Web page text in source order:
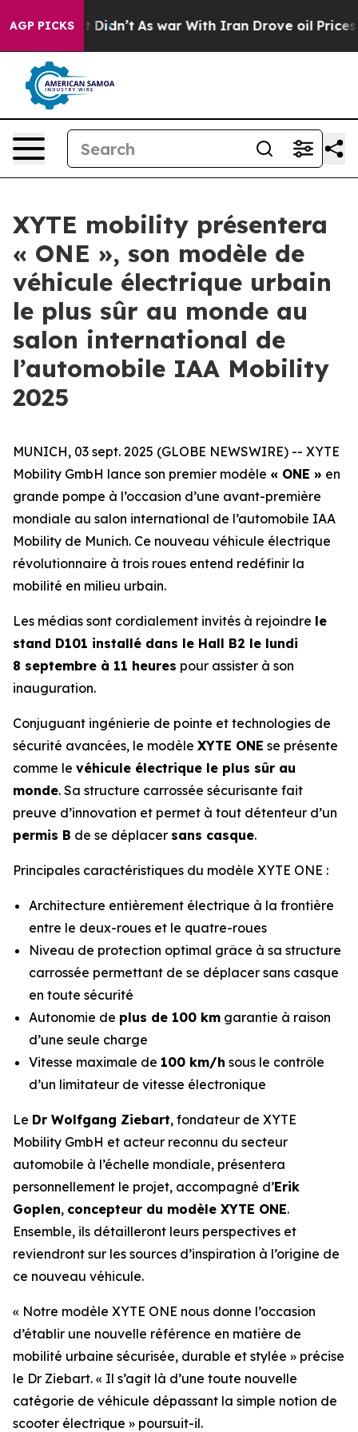
AGP PICKS
Well, it Didn’t As war With Iran Drove oil Prices
XYTE mobility présentera
« ONE », son modèle de
véhicule électrique urbain
le plus sûr au monde au
salon international de
l’automobile IAA Mobility
2025
MUNICH, 03 sept. 2025 (GLOBE NEWSWIRE) -- XYTE
Mobility GmbH lance son premier modèle « ONE » en
grande pompe à l’occasion d’une avant-première
mondiale au salon international de l’automobile IAA
Mobility de Munich. Ce nouveau véhicule électrique
révolutionnaire à trois roues entend redéfinir la
mobilité en milieu urbain.
Les médias sont cordialement invités à rejoindre le
stand D101 installé dans le Hall B2 le lundi
8 septembre à 11 heures pour assister à son
inauguration.
Conjuguant ingénierie de pointe et technologies de
sécurité avancées, le modèle XYTE ONE se présente
comme le véhicule électrique le plus sûr au
monde. Sa structure carrossée sécurisante fait
preuve d’innovation et permet à tout détenteur d’un
permis B de se déplacer sans casque.
Principales caractéristiques du modèle XYTE ONE :
Architecture entièrement électrique à la frontière
entre le deux-roues et le quatre-roues
Niveau de protection optimal grâce à sa structure
carrossée permettant de se déplacer sans casque
en toute sécurité
Autonomie de plus de 100 km garantie à raison
d’une seule charge
Vitesse maximale de 100 km/h sous le contrôle
d’un limitateur de vitesse électronique
Le Dr Wolfgang Ziebart, fondateur de XYTE
Mobility GmbH et acteur reconnu du secteur
automobile à l’échelle mondiale, présentera
personnellement le projet, accompagné d’Erik
Goplen, concepteur du modèle XYTE ONE.
Ensemble, ils détailleront leurs perspectives et
reviendront sur les sources d’inspiration à l’origine de
ce nouveau véhicule.
« Notre modèle XYTE ONE nous donne l’occasion
d’établir une nouvelle référence en matière de
mobilité urbaine sécurisée, durable et stylée » précise
le Dr Ziebart. « Il s’agit là d’une toute nouvelle
catégorie de véhicule dépassant la simple notion de
scooter électrique » poursuit-il.